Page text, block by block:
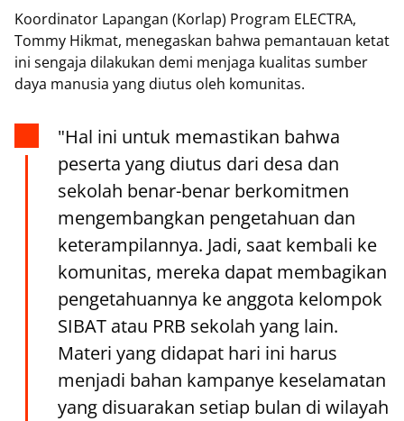
Koordinator Lapangan (Korlap) Program ELECTRA,
Tommy Hikmat, menegaskan bahwa pemantauan ketat
ini sengaja dilakukan demi menjaga kualitas sumber
daya manusia yang diutus oleh komunitas.
"Hal ini untuk memastikan bahwa
peserta yang diutus dari desa dan
sekolah benar-benar berkomitmen
mengembangkan pengetahuan dan
keterampilannya. Jadi, saat kembali ke
komunitas, mereka dapat membagikan
pengetahuannya ke anggota kelompok
SIBAT atau PRB sekolah yang lain.
Materi yang didapat hari ini harus
menjadi bahan kampanye keselamatan
yang disuarakan setiap bulan di wilayah